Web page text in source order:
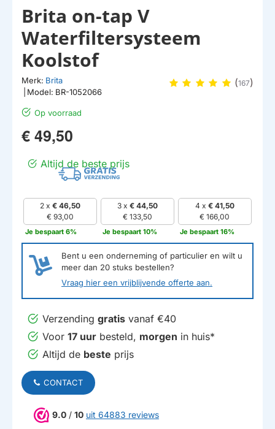
Op voorraad
Brita on-tap V
Waterfiltersysteem
Koolstof
Merk: Brita
Model: BR-1052066
(167)
€ 49,50
Altijd de beste prijs
2 x € 46,50
€ 93,00
Je bespaart 6%
3 x € 44,50
€ 133,50
Je bespaart 10%
4 x € 41,50
€ 166,00
Je bespaart 16%
Bent u een onderneming of particulier en wilt u
meer dan 20 stuks bestellen?
Vraag hier een vrijblijvende offerte aan.
Verzending gratis vanaf €40
Voor 17 uur besteld, morgen in huis*
Altijd de beste prijs
CONTACT
9.0 / 10 uit 64883 reviews